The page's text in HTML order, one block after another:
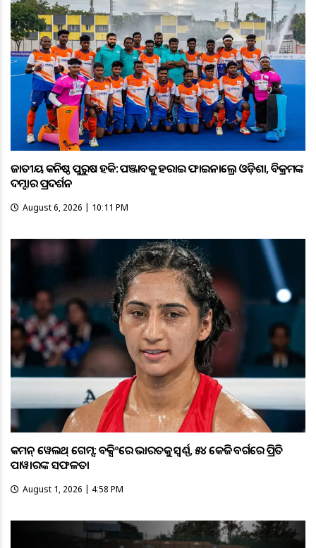
ଜାତୀୟ କନିଷ୍ଠ ପୁରୁଷ ହକି: ପଞ୍ଜାବକୁ ହରାଇ ଫାଇନାଲ୍ରେ ଓଡ଼ିଶା, ବିକ୍ରମଙ୍କ
ଦମ୍ଦାର ପ୍ରଦର୍ଶନ
August 6, 2026 | 10:11 PM
କମନ୍ ୱେଲଥ୍ ଗେମ୍ସ: ବକ୍ସିଂରେ ଭାରତକୁ ସ୍ବର୍ଣ୍ଣ, ୫୪ କେଜି ବର୍ଗରେ ପ୍ରିତି
ପାୱାରଙ୍କ ସଫଳତା
August 1, 2026 | 4:58 PM